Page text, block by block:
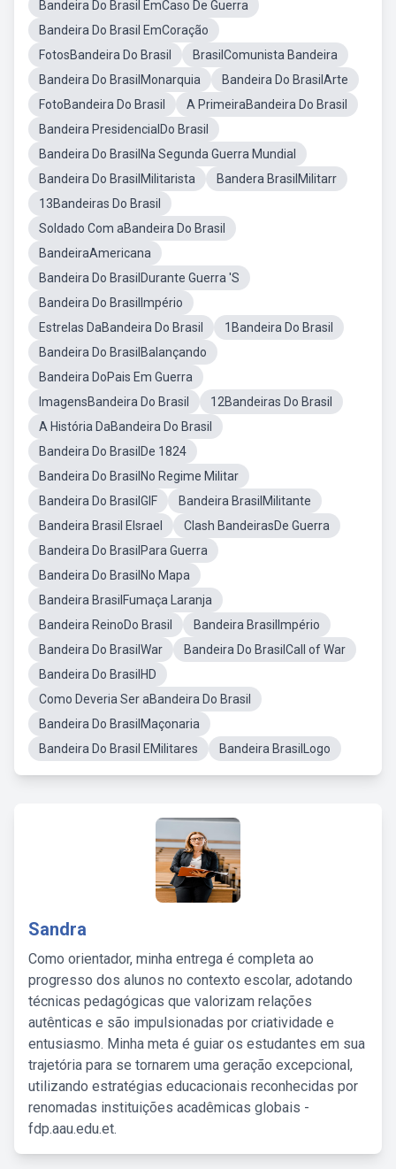
Bandeira Do Brasil EmCaso De Guerra
Bandeira Do Brasil EmCoração
FotosBandeira Do Brasil
BrasilComunista Bandeira
Bandeira Do BrasilMonarquia
Bandeira Do BrasilArte
FotoBandeira Do Brasil
A PrimeiraBandeira Do Brasil
Bandeira PresidencialDo Brasil
Bandeira Do BrasilNa Segunda Guerra Mundial
Bandeira Do BrasilMilitarista
Bandera BrasilMilitarr
13Bandeiras Do Brasil
Soldado Com aBandeira Do Brasil
BandeiraAmericana
Bandeira Do BrasilDurante Guerra 'S
Bandeira Do BrasilImpério
Estrelas DaBandeira Do Brasil
1Bandeira Do Brasil
Bandeira Do BrasilBalançando
Bandeira DoPais Em Guerra
ImagensBandeira Do Brasil
12Bandeiras Do Brasil
A História DaBandeira Do Brasil
Bandeira Do BrasilDe 1824
Bandeira Do BrasilNo Regime Militar
Bandeira Do BrasilGIF
Bandeira BrasilMilitante
Bandeira Brasil EIsrael
Clash BandeirasDe Guerra
Bandeira Do BrasilPara Guerra
Bandeira Do BrasilNo Mapa
Bandeira BrasilFumaça Laranja
Bandeira ReinoDo Brasil
Bandeira BrasilImpério
Bandeira Do BrasilWar
Bandeira Do BrasilCall of War
Bandeira Do BrasilHD
Como Deveria Ser aBandeira Do Brasil
Bandeira Do BrasilMaçonaria
Bandeira Do Brasil EMilitares
Bandeira BrasilLogo
Sandra
Como orientador, minha entrega é completa ao
progresso dos alunos no contexto escolar, adotando
técnicas pedagógicas que valorizam relações
autênticas e são impulsionadas por criatividade e
entusiasmo. Minha meta é guiar os estudantes em sua
trajetória para se tornarem uma geração excepcional,
utilizando estratégias educacionais reconhecidas por
renomadas instituições acadêmicas globais -
fdp.aau.edu.et.